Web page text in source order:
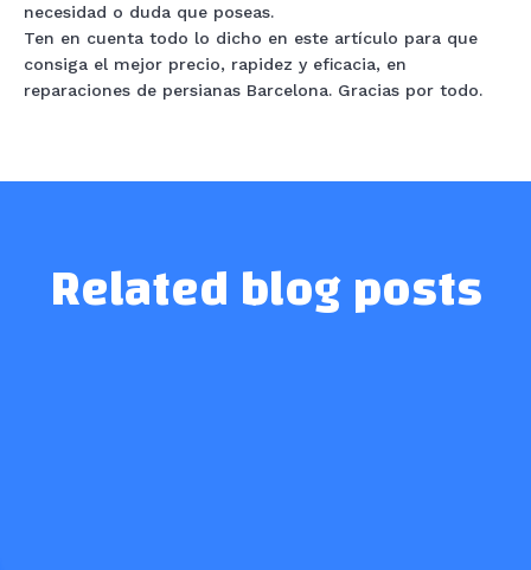
necesidad o duda que poseas.
Ten en cuenta todo lo dicho en este artículo para que
consiga el mejor precio, rapidez y eficacia, en
reparaciones de persianas Barcelona. Gracias por todo.
Related blog posts